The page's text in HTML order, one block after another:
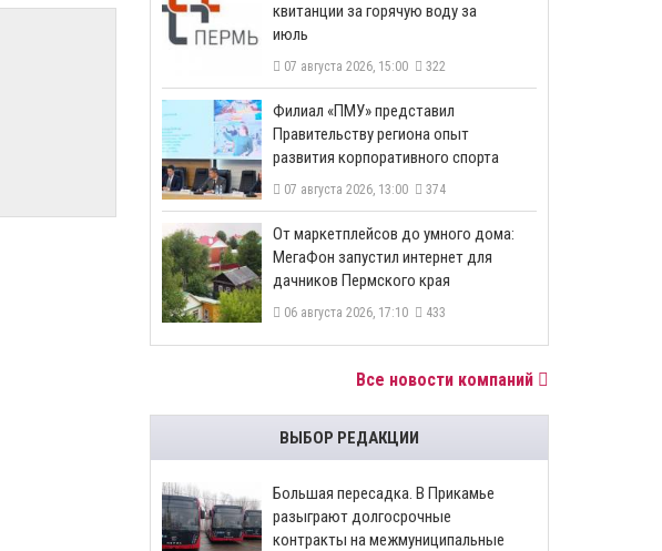
квитанции за горячую воду за
июль
07 августа 2026, 15:00 322
​Филиал «ПМУ» представил
Правительству региона опыт
развития корпоративного спорта
07 августа 2026, 13:00 374
От маркетплейсов до умного дома:
МегаФон запустил интернет для
дачников Пермского края
06 августа 2026, 17:10 433
Все новости компаний
ВЫБОР РЕДАКЦИИ
Большая пересадка. В Прикамье
разыграют долгосрочные
контракты на межмуниципальные